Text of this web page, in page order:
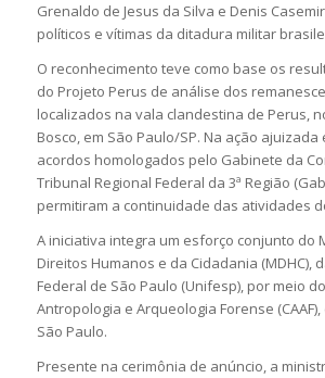
Grenaldo de Jesus da Silva e Denis
políticos e vítimas da ditadura militar
O reconhecimento teve como base os
do Projeto Perus de análise dos
localizados na vala clandestina de Perus,
Bosco, em São Paulo/SP. Na ação ajuizada
acordos homologados pelo Gabinete da
Tribunal Regional Federal da 3ª Região
permitiram a continuidade das atividades
A iniciativa integra um esforço conjunto do
Direitos Humanos e da Cidadania (MDHC),
Federal de São Paulo (Unifesp), por meio
Antropologia e Arqueologia Forense
São Paulo.
Presente na cerimônia de anúncio, a